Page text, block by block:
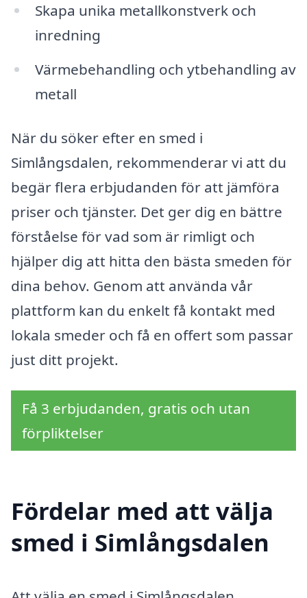
Skapa unika metallkonstverk och
inredning
Värmebehandling och ytbehandling av
metall
När du söker efter en smed i
Simlångsdalen, rekommenderar vi att du
begär flera erbjudanden för att jämföra
priser och tjänster. Det ger dig en bättre
förståelse för vad som är rimligt och
hjälper dig att hitta den bästa smeden för
dina behov. Genom att använda vår
plattform kan du enkelt få kontakt med
lokala smeder och få en offert som passar
just ditt projekt.
Få 3 erbjudanden, gratis och utan
förpliktelser
Fördelar med att välja
smed i Simlångsdalen